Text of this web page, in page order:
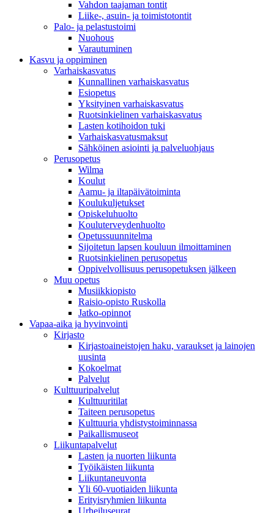
Vahdon taajaman tontit
Liike-, asuin- ja toimistotontit
Palo- ja pelastustoimi
Nuohous
Varautuminen
Kasvu ja oppiminen
Varhaiskasvatus
Kunnallinen varhaiskasvatus
Esiopetus
Yksityinen varhaiskasvatus
Ruotsinkielinen varhaiskasvatus
Lasten kotihoidon tuki
Varhaiskasvatusmaksut
Sähköinen asiointi ja palveluohjaus
Perusopetus
Wilma
Koulut
Aamu- ja iltapäivätoiminta
Koulukuljetukset
Opiskeluhuolto
Kouluterveydenhuolto
Opetussuunnitelma
Sijoitetun lapsen kouluun ilmoittaminen
Ruotsinkielinen perusopetus
Oppivelvollisuus perusopetuksen jälkeen
Muu opetus
Musiikkiopisto
Raisio-opisto Ruskolla
Jatko-opinnot
Vapaa-aika ja hyvinvointi
Kirjasto
Kirjastoaineistojen haku, varaukset ja lainojen
uusinta
Kokoelmat
Palvelut
Kulttuuripalvelut
Kulttuuritilat
Taiteen perusopetus
Kulttuuria yhdistystoiminnassa
Paikallismuseot
Liikuntapalvelut
Lasten ja nuorten liikunta
Työikäisten liikunta
Liikuntaneuvonta
Yli 60-vuotiaiden liikunta
Erityisryhmien liikunta
Urheiluseurat